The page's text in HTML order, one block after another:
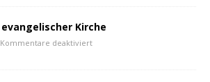
Kirche
Kommentare deaktiviert